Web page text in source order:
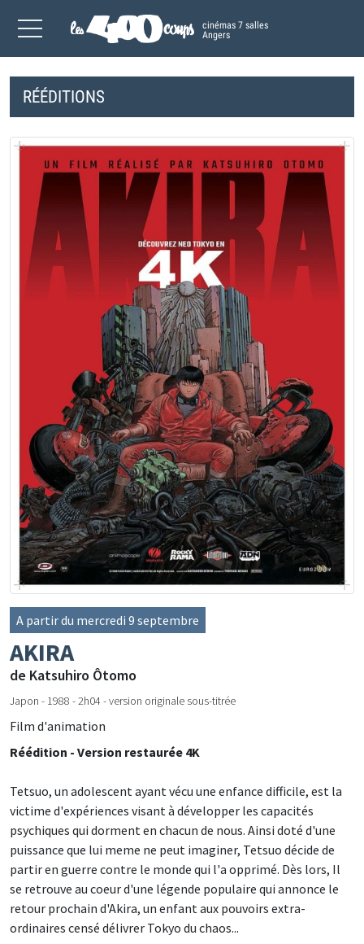
cinémas 7 salles
Angers
RÉÉDITIONS
A partir du mercredi 9 septembre
AKIRA
de Katsuhiro Ôtomo
Japon - 1988 - 2h04 - version originale sous-titrée
Film d'animation
Réédition - Version restaurée 4K
Tetsuo, un adolescent ayant vécu une enfance difficile, est la
victime d'expériences visant à développer les capacités
psychiques qui dorment en chacun de nous. Ainsi doté d'une
puissance que lui meme ne peut imaginer, Tetsuo décide de
partir en guerre contre le monde qui l'a opprimé. Dès lors, Il
se retrouve au coeur d'une légende populaire qui annonce le
retour prochain d'Akira, un enfant aux pouvoirs extra-
ordinaires censé délivrer Tokyo du chaos...